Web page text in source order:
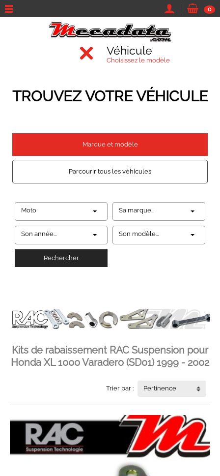
0
Véhicule
Choisissez le modèle
TROUVEZ VOTRE VÉHICULE
Marque et modèle
Parcourir tous les véhicules
Moto Sa marque...
Son année... Son modèle...
Rechercher
Kits de rabaissement RAC Suspension pour
Honda XL 1000 Varadero (SD01) 1999 - 2002
Trier par : Pertinence